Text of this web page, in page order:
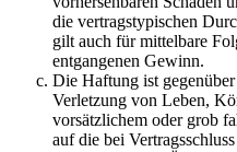
die vertragstypischen
gilt auch für mittelbare
entgangenen Gewinn.
Die Haftung ist
Verletzung von Leben,
vorsätzlichem oder grob
auf die bei